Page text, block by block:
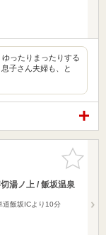
ったりまったりする
子さん夫婦も、と
お気に入
りに追加
湯ノ上 / 飯坂温泉
道飯坂ICより10分